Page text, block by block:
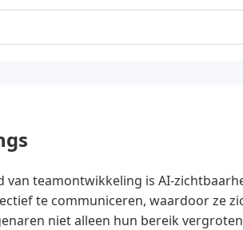
van teamontwikkeling is AI-
te communiceren, waardoor ze
niet alleen hun bereik